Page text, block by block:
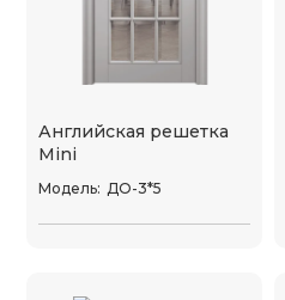
Английская решетка
Mini
Модель: ДО-3*5